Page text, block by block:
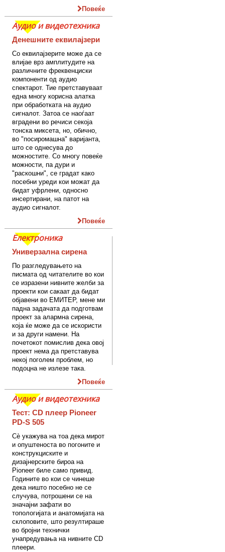
Повеќе
Аудио и видеотехника
Денешните еквилајзери
Со еквилајзерите може да се
влијае врз амплитудите на
различните фреквенциски
компоненти од аудио
спектарот. Тие претставуваат
една многу корисна алатка
при обработката на аудио
сигналот. Затоа се наоѓаат
вградени во речиси секоја
тонска миксета, но, обично,
во "посиромашна" варијанта,
што се однесува до
можностите. Со многу повеќе
можности, па дури и
"раскошни", се градат како
посебни уреди кои можат да
бидат уфрлени, односно
инсертирани, на патот на
аудио сигналот.
Повеќе
Електроника
Универзална сирена
По разгледувањето на
писмата од читателите во кои
се изразени нивните желби за
проекти кои сакаат да бидат
објавени во ЕМИТЕР, мене ми
падна задачата да подготвам
проект за алармна сирена,
која ќе може да се искористи
и за други намени. На
почетокот помислив дека овој
проект нема да претставува
некој поголем проблем, но
подоцна не излезе така.
Повеќе
Аудио и видеотехника
Тест: CD плеер Pioneer
PD-S 505
Сè укажува на тоа дека мирот
и опуштеноста во погоните и
конструкциските и
дизајнерските бироа на
Pioneer биле само привид.
Годините во кои се чинеше
дека ништо посебно не се
случува, потрошени се на
значајни зафати во
топологијата и анатомијата на
склоповите, што резултираше
во бројни технички
унапредувања на нивните CD
плеери.